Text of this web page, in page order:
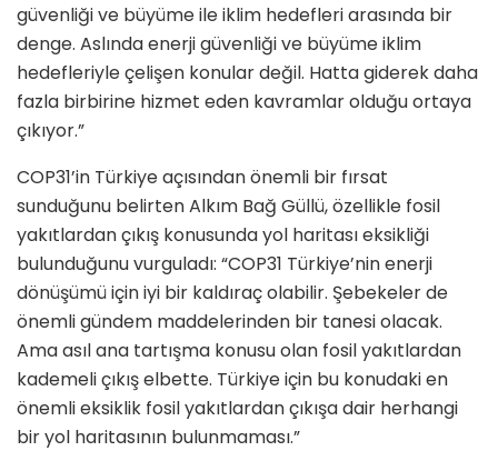
güvenliği ve büyüme ile iklim hedefleri arasında bir
denge. Aslında enerji güvenliği ve büyüme iklim
hedefleriyle çelişen konular değil. Hatta giderek daha
fazla birbirine hizmet eden kavramlar olduğu ortaya
çıkıyor.”
COP31’in Türkiye açısından önemli bir fırsat
sunduğunu belirten Alkım Bağ Güllü, özellikle fosil
yakıtlardan çıkış konusunda yol haritası eksikliği
bulunduğunu vurguladı: “COP31 Türkiye’nin enerji
dönüşümü için iyi bir kaldıraç olabilir. Şebekeler de
önemli gündem maddelerinden bir tanesi olacak.
Ama asıl ana tartışma konusu olan fosil yakıtlardan
kademeli çıkış elbette. Türkiye için bu konudaki en
önemli eksiklik fosil yakıtlardan çıkışa dair herhangi
bir yol haritasının bulunmaması.”